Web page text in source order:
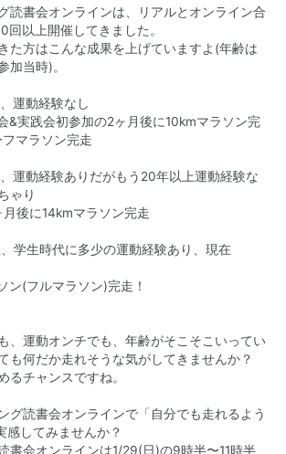
読書会オンラインは、リアルとオンライン合
以上開催してきました。
た方はこんな成果を上げていますよ(年齢は
加当時)。
運動経験なし
&実践会初参加の2ヶ月後に10kmマラソン完
マラソン完走
運動経験ありだがもう20年以上運動経験な
ゃり
後に14kmマラソン完走
学生時代に多少の運動経験あり、現在
ン(フルマラソン)完走！
、運動オンチでも、年齢がそこそこいってい
も何だか走れそうな気がしてきませんか？
るチャンスですね。
グ読書会オンラインで「自分でも走れるよう
感してみませんか？
書会オンラインは1/29(日)の9時半〜11時半